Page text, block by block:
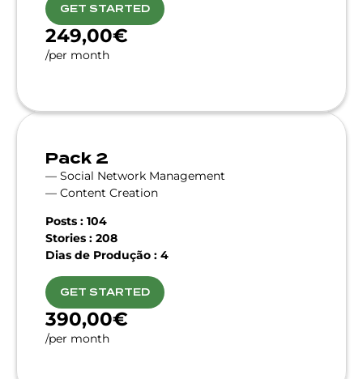
GET STARTED
249,00€
/per month
Pack 2
— Social Network Management
— Content Creation
Posts : 104
Stories : 208
Dias de Produção : 4
GET STARTED
390,00€
/per month